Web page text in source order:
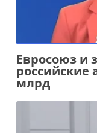
Евросоюз и
российские
млрд